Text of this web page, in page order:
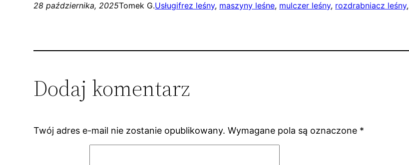
28 października, 2025Tomek G.Usługifrez leśny, maszyny leśne, mulczer leśny, rozdrabniacz leśny,
Dodaj komentarz
Twój adres e-mail nie zostanie opublikowany. Wymagane pola są oznaczone *